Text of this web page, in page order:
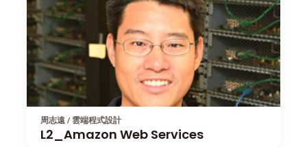
周志遠 / 雲端程式設計
L2_Amazon Web Services